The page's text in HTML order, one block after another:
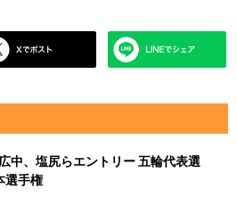
中、塩尻らエントリー 五輪代表選
選手権